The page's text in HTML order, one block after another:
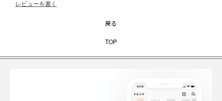
レビューを書く
戻る
TOP